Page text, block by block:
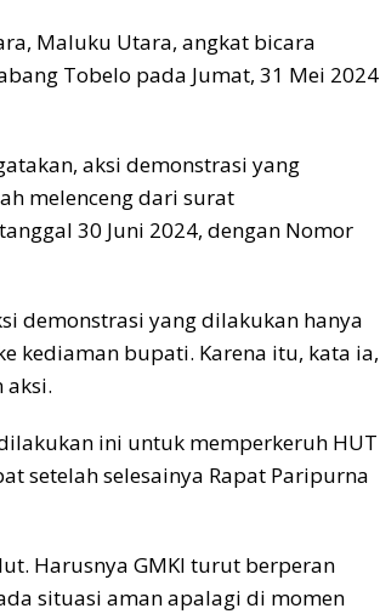
Maluku Utara, angkat bicara
Tobelo pada Jumat, 31 Mei 2024
aksi demonstrasi yang
melenceng dari surat
30 Juni 2024, dengan Nomor
demonstrasi yang dilakukan hanya
kediaman bupati. Karena itu, kata ia,
aksi.
ini untuk memperkeruh HUT
setelah selesainya Rapat Paripurna
Harusnya GMKI turut berperan
situasi aman apalagi di momen